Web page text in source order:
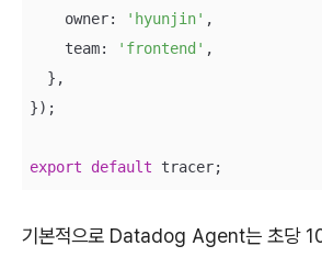
    owner:
'hyunjin' ,
    team:
'frontend' ,
  },
});
export default tracer;
기본적으로 Datadog Agent는 초당